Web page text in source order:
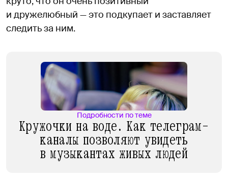
и дружелюбный — это подкупает и заставляет
следить за ним.
Подробности по теме
Кружочки на воде. Как телеграм-
каналы позволяют увидеть
в музыкантах живых людей